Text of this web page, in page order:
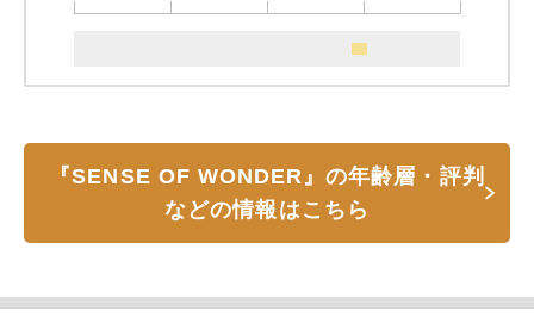
『SENSE OF WONDER』の年齢層・評判
などの情報はこちら